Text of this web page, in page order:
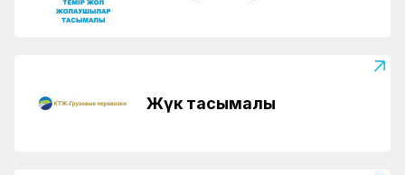
Жүк тасымалы